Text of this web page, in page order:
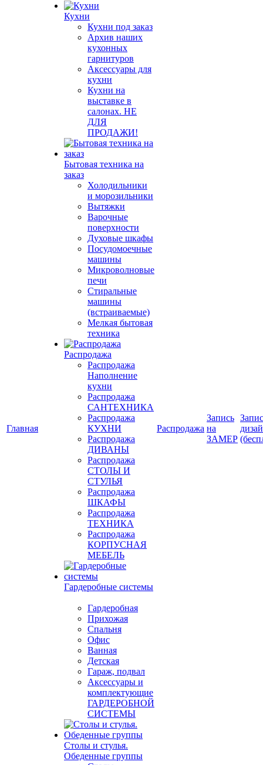
Главная
Кухни
Кухни под заказ
Архив наших
кухонных
гарнитуров
Аксессуары для
кухни
Кухни на
выставке в
салонах. НЕ
ДЛЯ
ПРОДАЖИ!
Бытовая техника на
заказ
Холодильники
и морозильники
Вытяжки
Варочные
поверхности
Духовые шкафы
Посудомоечные
машины
Микроволновые
печи
Стиральные
машины
(встраиваемые)
Мелкая бытовая
техника
Распродажа
Распродажа
Наполнение
кухни
Распродажа
САНТЕХНИКА
Распродажа
КУХНИ
Распродажа
ДИВАНЫ
Распродажа
СТОЛЫ И
СТУЛЬЯ
Распродажа
ШКАФЫ
Распродажа
ТЕХНИКА
Распродажа
КОРПУСНАЯ
МЕБЕЛЬ
Гардеробные системы
Гардеробная
Прихожая
Спальня
Офис
Ванная
Детская
Гараж, подвал
Аксессуары и
комплектующие
ГАРДЕРОБНОЙ
СИСТЕМЫ
Столы и стулья.
Обеденные группы
Распродажа
Запись
на
ЗАМЕР